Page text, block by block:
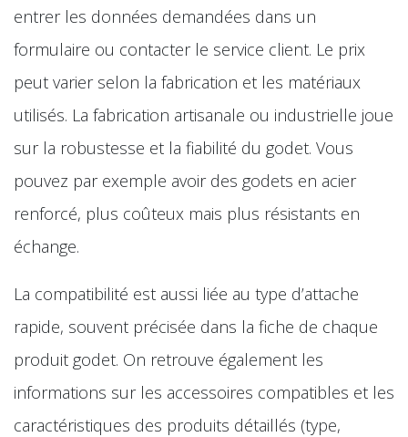
entrer les données demandées dans un
formulaire ou contacter le service client. Le prix
peut varier selon la fabrication et les matériaux
utilisés. La fabrication artisanale ou industrielle joue
sur la robustesse et la fiabilité du godet. Vous
pouvez par exemple avoir des godets en acier
renforcé, plus coûteux mais plus résistants en
échange.
La compatibilité est aussi liée au type d’attache
rapide, souvent précisée dans la fiche de chaque
produit godet. On retrouve également les
informations sur les accessoires compatibles et les
caractéristiques des produits détaillés (type,